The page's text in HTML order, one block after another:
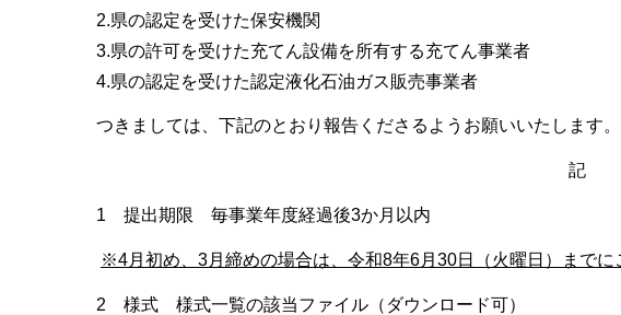
2.県の認定を受けた保安機関
3.県の許可を受けた充てん設備を所有する充てん事業者
4.県の認定を受けた認定液化石油ガス販売事業者
つきましては、下記のとおり報告くださるようお願いいたします。
記
1 提出期限 毎事業年度経過後3か月以内
※4月初め、3月締めの場合は、令和8年6月30日（火曜日）までに
2 様式 様式一覧の該当ファイル（ダウンロード可）